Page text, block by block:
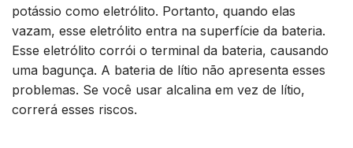
potássio como eletrólito. Portanto, quando elas
vazam, esse eletrólito entra na superfície da bateria.
Esse eletrólito corrói o terminal da bateria, causando
uma bagunça. A bateria de lítio não apresenta esses
problemas. Se você usar alcalina em vez de lítio,
correrá esses riscos.